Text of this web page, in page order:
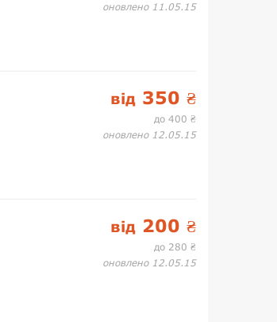
оновлено 11.05.15
від 350 ₴
до 400 ₴
оновлено 12.05.15
від 200 ₴
до 280 ₴
оновлено 12.05.15